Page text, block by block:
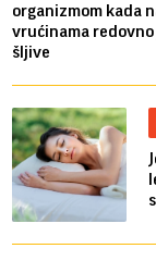
organizmom kada
vrućinama
šljive